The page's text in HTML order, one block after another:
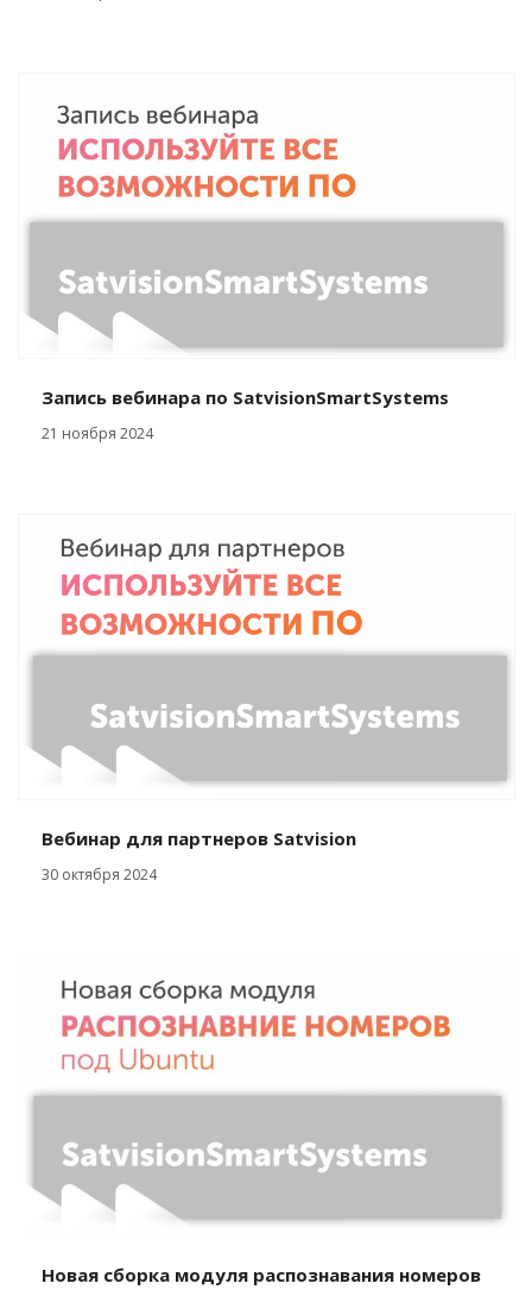
Запись вебинара по SatvisionSmartSystems
21 ноября 2024
Вебинар для партнеров Satvision
30 октября 2024
Новая сборка модуля распознавания номеров